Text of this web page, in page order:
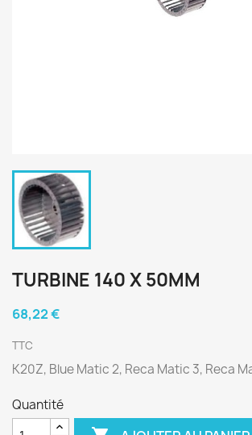
TURBINE 140 X 50MM
68,22 €
TTC
K20Z, Blue Matic 2, Reca Matic 3, Reca
Quantité